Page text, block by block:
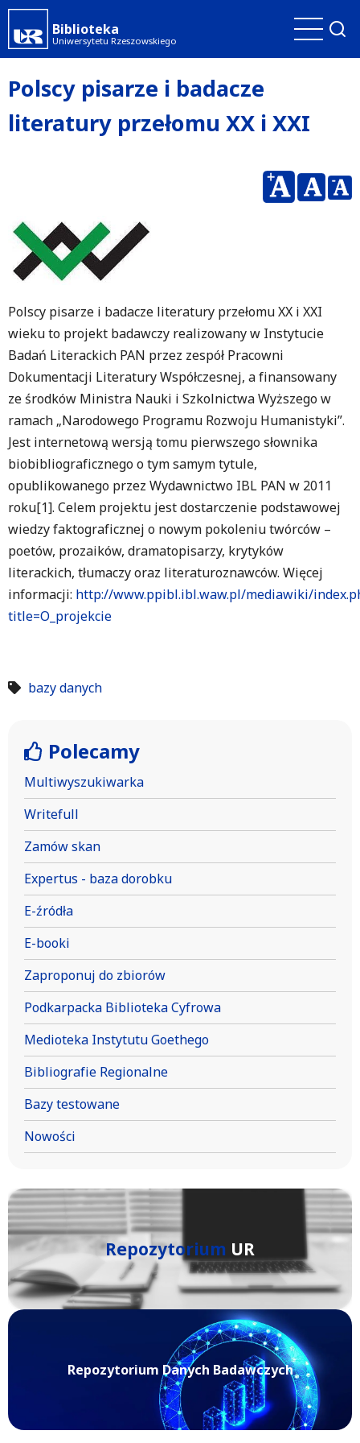
Przejdź
do
treści
Biblioteka
Uniwersytetu Rzeszowskiego
Polscy pisarze i badacze
literatury przełomu XX i XXI
Polscy pisarze i badacze literatury przełomu XX i XXI
wieku to projekt badawczy realizowany w Instytucie
Badań Literackich PAN przez zespół Pracowni
Dokumentacji Literatury Współczesnej, a finansowany
ze środków Ministra Nauki i Szkolnictwa Wyższego w
ramach „Narodowego Programu Rozwoju Humanistyki”.
Jest internetową wersją tomu pierwszego słownika
biobibliograficznego o tym samym tytule,
opublikowanego przez Wydawnictwo IBL PAN w 2011
roku[1]. Celem projektu jest dostarczenie podstawowej
wiedzy faktograficznej o nowym pokoleniu twórców –
poetów, prozaików, dramatopisarzy, krytyków
literackich, tłumaczy oraz literaturoznawców. Więcej
informacji: http://www.ppibl.ibl.waw.pl/mediawiki/
title=O_projekcie
bazy danych
Polecamy
Multiwyszukiwarka
Writefull
Zamów skan
Expertus - baza dorobku
E-źródła
E-booki
Zaproponuj do zbiorów
Podkarpacka Biblioteka Cyfrowa
Medioteka Instytutu Goethego
Bibliografie Regionalne
Bazy testowane
Nowości
Repozytorium UR
Repozytorium Danych Badawczych